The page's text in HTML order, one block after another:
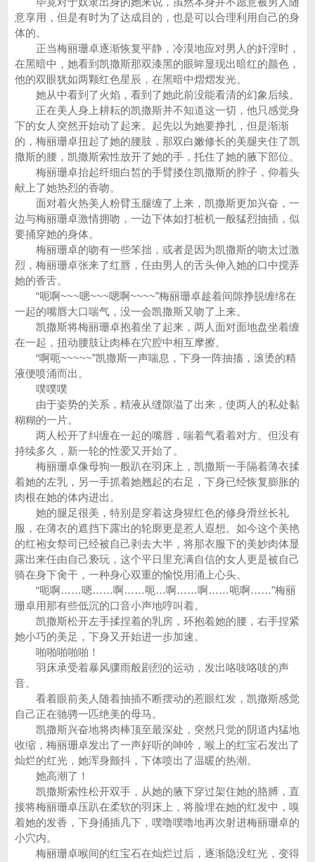
意享用，但是有时为了达成目的，也是可以合理利用自己的身
体的。
正当梅丽珊卓逐渐恢复平静，冷漠地应对男人的奸淫时，
在黑暗中，她看到凯撒斯那双漆黑的眼眸显现出暗红的颜色，
他的双眼犹如两颗红色星辰，在黑暗中熠熠发光。
她从中看到了火焰，看到了她此前没能看清的幻象后续。
正在美人身上耕耘的凯撒斯并不知道这一切，他只感觉身
下的女人突然开始动了起来。起先以为她要挣扎，但是渐渐
的，梅丽珊卓扭起了她的腰肢，那双白嫩修长的美腿夹住了凯
撒斯的腰，凯撒斯索性放开了她的手，托住了她的腋下部位。
梅丽珊卓抬起纤细白皙的手臂搂住凯撒斯的脖子，仰着头
献上了她热烈的香吻。
面对着火热美人粉臂玉腿缠了上来，凯撒斯更加兴奋，一
边与梅丽珊卓激情拥吻，一边下体如打桩机一般猛烈抽插，似
要捅穿她的身体。
梅丽珊卓的吻有一些笨拙，或者是因为凯撒斯的吻太过激
烈，梅丽珊卓张来了红唇，任由男人的舌头伸入她的口中搅弄
她的香舌。
“呃啊~~~嗯~~~嗯啊~~~~”梅丽珊卓趁着间隙挣脱缠绵在
一起的嘴唇大口喘气，没一会凯撒斯又吻了上来。
凯撒斯将梅丽珊卓抱着坐了起来，两人面对面地盘坐着缠
在一起，扭动腰肢让肉棒在穴腔中相互摩擦。
“啊呃~~~~~”凯撒斯一声喘息，下身一阵抽搐，滚烫的精
液便喷涌而出。
噗噗噗
由于姿势的关系，精液从缝隙溢了出来，使两人的私处黏
糊糊的一片。
两人松开了纠缠在一起的嘴唇，喘着气看着对方。但没有
持续多久，新一轮的性爱又开始了。
梅丽珊卓像母狗一般趴在羽床上，凯撒斯一手隔着薄衣揉
着她的左乳，另一手抓着她翘起的右足，下身已经恢复膨胀的
肉根在她的体内进出。
她的腿足很美，特别是穿着这身猩红色的修身滑丝长礼
服，在薄衣的遮挡下露出的轮廓更是惹人遐想。如今这个美艳
的红袍女祭司已经被自己剥去大半，将那衣服下的美妙肉体显
露出来任由自己亵玩，这个平日里充满自信的女人更是被自己
骑在身下肏干，一种身心双重的愉悦用涌上心头。
“呃啊……嗯……啊……呃…啊……啊……呃啊……”梅丽
珊卓用那有些低沉的口音小声地哼叫着。
凯撒斯松开左手揉捏着的乳房，环抱着她的腰，右手捏紧
她小巧的美足，下身又开始进一步加速。
啪啪啪啪啪！
羽床承受着暴风骤雨般剧烈的运动，发出咯吱咯吱的声
音。
看着眼前美人随着抽插不断摆动的惹眼红发，凯撒斯感觉
自己正在驰骋一匹绝美的母马。
凯撒斯兴奋地将肉棒顶至最深处，突然只觉的阴道内猛地
收缩，梅丽珊卓发出了一声好听的呻吟，喉上的红宝石发出了
灿烂的红光，她浑身颤抖，下体喷出了温暖的热潮。
她高潮了！
凯撒斯索性松开双手，从她的腋下穿过架住她的胳膊，直
接将梅丽珊卓压趴在柔软的羽床上，将脸埋在她的红发中，嗅
着她的发香，下身捅插几下，噗噜噗噜地再次射进梅丽珊卓的
小穴内。
梅丽珊卓喉间的红宝石在灿烂过后，逐渐隐没红光，变得